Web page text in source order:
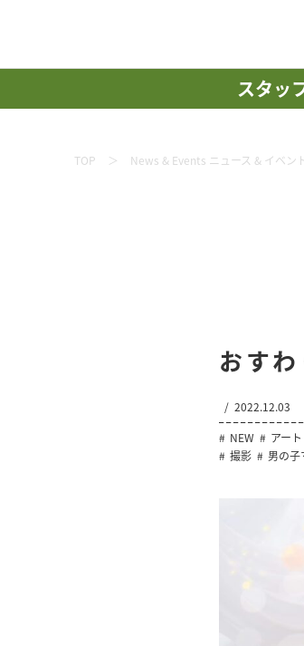
スタッ
TOP News & Events ニュース & イベン
おす
2022.12.03
NEW
アート
撮影
男の子